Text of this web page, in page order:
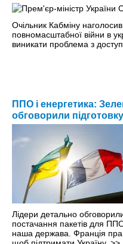
Очільник Кабміну
повномасштабної війни в
виникати проблема з
ППО і енергетика:
обговорили
Лідери детально
постачання пакетів для
наша держава. Франція